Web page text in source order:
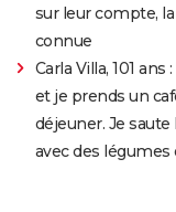
sur leur compte,
connue
Carla Villa, 101
et je prends un
déjeuner. Je
avec des légumes